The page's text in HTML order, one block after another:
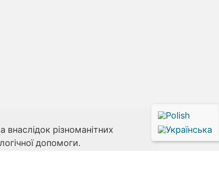
різноманітних
допомоги.